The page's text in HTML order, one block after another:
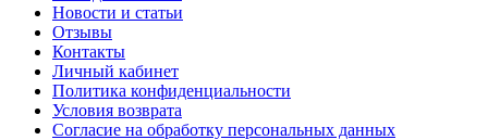
Новости и статьи
Отзывы
Контакты
Личный кабинет
Политика конфиденциальности
Условия возврата
Согласие на обработку персональных данных